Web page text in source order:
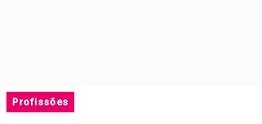
Profissões